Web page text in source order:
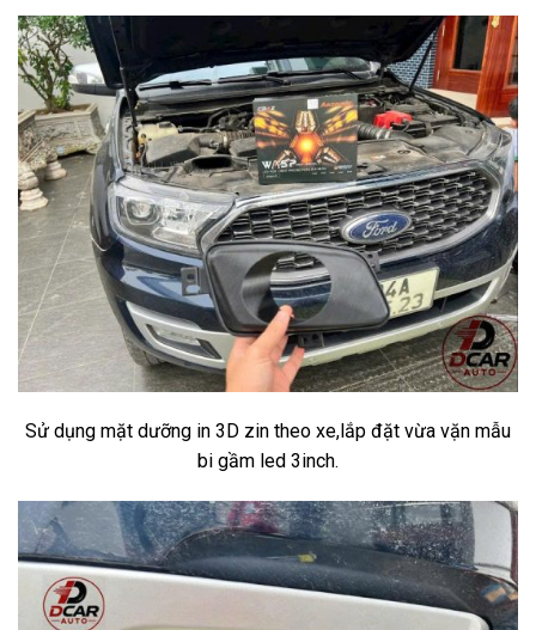
Sử dụng mặt dưỡng in 3D zin theo xe,lắp đặt vừa vặn mẫu
bi gầm led 3inch.